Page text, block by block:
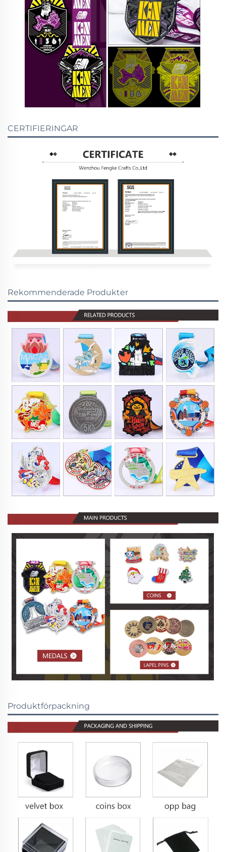
CERTIFIERINGAR
Rekommenderade Produkter
Produktförpackning